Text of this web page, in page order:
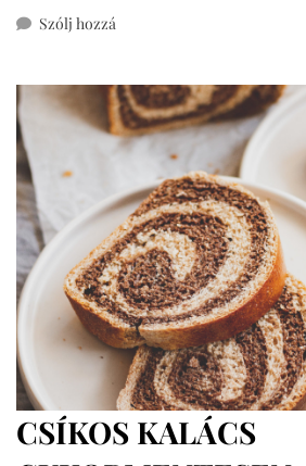
Szólj hozzá
teljes
kiőrlésű
lisztből
(veganizálható)
CSÍKOS KALÁCS